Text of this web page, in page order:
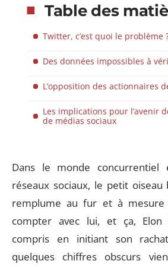
Table des
Twitter, c’est quoi le problème
Des données impossibles à
L’opposition des actionnaires
Les implications pour l’avenir
de médias sociaux
Dans le monde
réseaux sociaux, le petit
remplume au fur et à
compter avec lui, et ça, Elon
compris en initiant son
quelques chiffres obscurs